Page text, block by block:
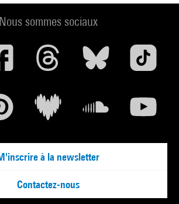
Nous sommes sociaux
à la newsletter
Contactez-nous